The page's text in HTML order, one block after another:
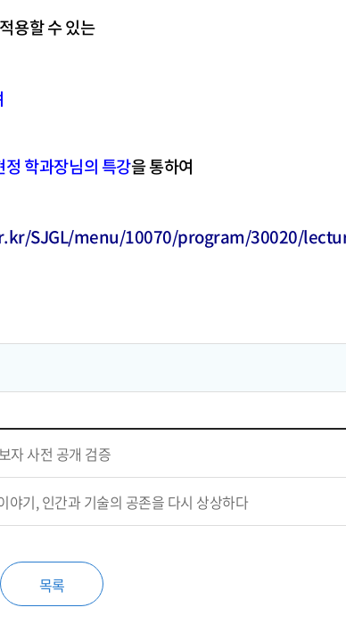
용할 수 있는
학과장님의 특강을 통하여
SJGL/menu/10070/program/30020/
자 사전 공개 검증
기, 인간과 기술의 공존을 다시 상상하다
목록